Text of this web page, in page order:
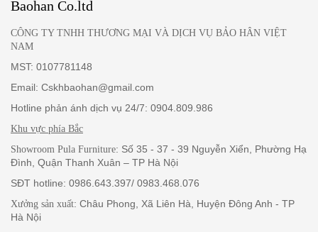
Baohan Co.ltd
CÔNG TY TNHH THƯƠNG MẠI VÀ DỊCH VỤ BẢO HÂN VIỆT
NAM
MST: 0107781148
Email: Cskhbaohan@gmail.com
Hotline phản ánh dịch vụ 24/7: 0904.809.986
Khu vực phía Bắc
Showroom Pula Furniture: Số 35 - 37 - 39 Nguyễn Xiển, Phường Hạ
Đình, Quận Thanh Xuân – TP Hà Nội
SĐT hotline: 0986.643.397/ 0983.468.076
Xưởng sản xuất: Châu Phong, Xã Liên Hà, Huyện Đông Anh - TP
Hà Nội